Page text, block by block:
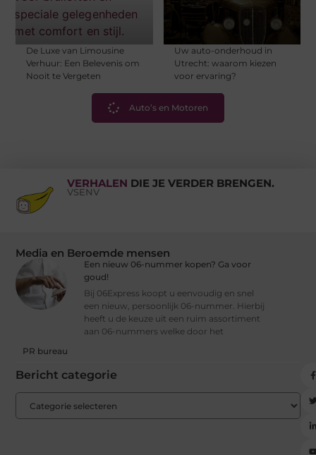
De Luxe van Limousine
Verhuur: Een Belevenis om
Nooit te Vergeten
Uw auto-onderhoud in
Utrecht: waarom kiezen
voor ervaring?
Auto’s en Motoren
VERHALEN DIE JE VERDER BRENGEN.
VSENV
Media en Beroemde mensen
Een nieuw 06-nummer kopen? Ga voor
goud!
Bij 06Express koopt u eenvoudig en snel
een nieuw, persoonlijk 06-nummer. Hierbij
heeft u de keuze uit een ruim assortiment
aan 06-nummers welke door het
PR bureau
Bericht categorie